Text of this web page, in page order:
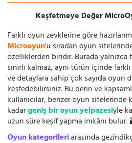
Keşfetmeye Değer
Farklı oyun zevklerine göre
Microoyun’u sıradan oyun
özelliklerden biridir. Burada
sınırlı kalmaz, aynı türün içinde
ve detaylara sahip çok sayıda oyun
keşfedebilirsiniz. Bu derin ve
kullanıcılar, benzer oyun sitelerinde
kadargeniş bir oyun yelpazesiyle
uzun süre keşif yapma imkânı
Oyun kategorileriarasında